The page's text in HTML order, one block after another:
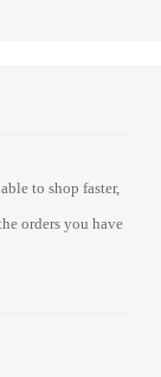
to shop faster,
orders you have